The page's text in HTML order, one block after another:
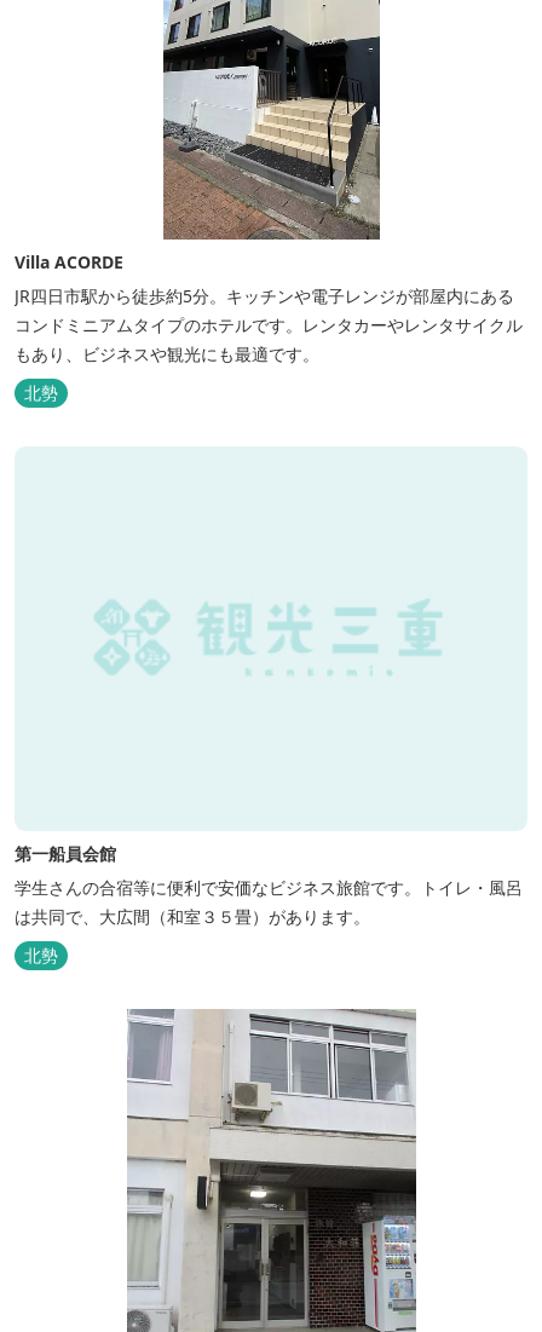
Villa ACORDE
JR四日市駅から徒歩約5分。キッチンや電子レンジが部屋内にある
コンドミニアムタイプのホテルです。レンタカーやレンタサイクル
もあり、ビジネスや観光にも最適です。
北勢
第一船員会館
学生さんの合宿等に便利で安価なビジネス旅館です。トイレ・風呂
は共同で、大広間（和室３５畳）があります。
北勢